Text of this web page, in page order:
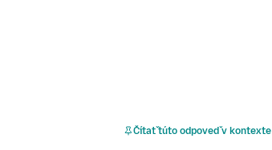
Čítať túto odpoveď v kontexte